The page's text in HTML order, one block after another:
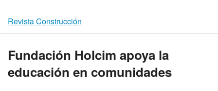
Revista Construcción
Fundación Holcim apoya la
educación en comunidades